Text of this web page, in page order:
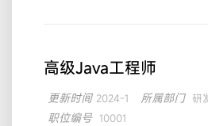
高级Java工程师
更新时间 2024-1 所属部门 研
职位编号 10001